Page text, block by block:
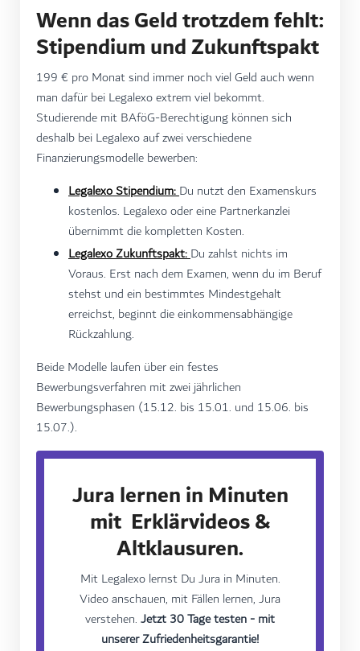
Wenn das Geld trotzdem fehlt:
Stipendium und Zukunftspakt
199 € pro Monat sind immer noch viel Geld auch wenn
man dafür bei Legalexo extrem viel bekommt.
Studierende mit BAföG-Berechtigung können sich
deshalb bei Legalexo auf zwei verschiedene
Finanzierungsmodelle bewerben:
Legalexo Stipendium: Du nutzt den Examenskurs
kostenlos. Legalexo oder eine Partnerkanzlei
übernimmt die kompletten Kosten.
Legalexo Zukunftspakt:Du zahlst nichts im
Voraus. Erst nach dem Examen, wenn du im Beruf
stehst und ein bestimmtes Mindestgehalt
erreichst, beginnt die einkommensabhängige
Rückzahlung.
Beide Modelle laufen über ein festes
Bewerbungsverfahren mit zwei jährlichen
Bewerbungsphasen (15.12. bis 15.01. und 15.06. bis
15.07.).
Jura lernen in Minuten
mit Erklärvideos &
Altklausuren.
Mit Legalexo lernst Du Jura in Minuten.
Video anschauen, mit Fällen lernen, Jura
verstehen. Jetzt 30 Tage testen - mit
unserer Zufriedenheitsgarantie!